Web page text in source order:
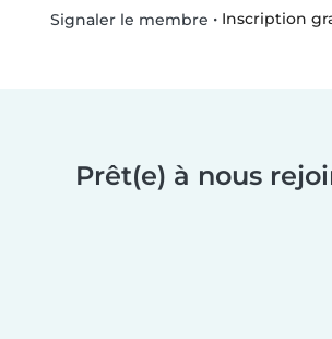
Signaler le membre • Inscription
Prêt(e) à nous